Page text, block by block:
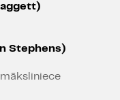
piedzīvos
šobrīd
Daniels
Stephens)